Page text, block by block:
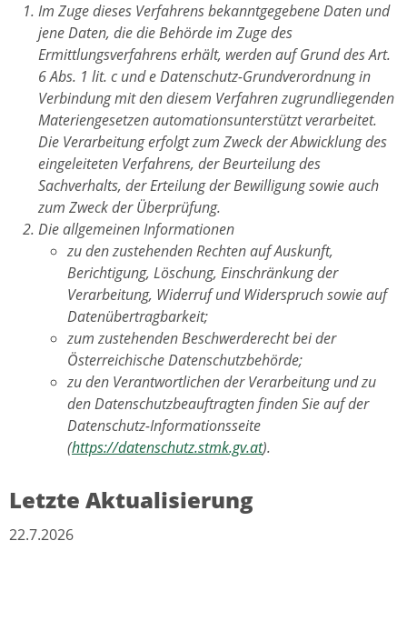
Im Zuge dieses Verfahrens bekanntgegebene Daten und
jene Daten, die die Behörde im Zuge des
Ermittlungsverfahrens erhält, werden auf Grund des Art.
6 Abs. 1 lit. c und e Datenschutz-Grundverordnung in
Verbindung mit den diesem Verfahren zugrundliegenden
Materiengesetzen automationsunterstützt verarbeitet.
Die Verarbeitung erfolgt zum Zweck der Abwicklung des
eingeleiteten Verfahrens, der Beurteilung des
Sachverhalts, der Erteilung der Bewilligung sowie auch
zum Zweck der Überprüfung.
Die allgemeinen Informationen
zu den zustehenden Rechten auf Auskunft,
Berichtigung, Löschung, Einschränkung der
Verarbeitung, Widerruf und Widerspruch sowie auf
Datenübertragbarkeit;
zum zustehenden Beschwerderecht bei der
Österreichische Datenschutzbehörde;
zu den Verantwortlichen der Verarbeitung und zu
den Datenschutzbeauftragten finden Sie auf der
Datenschutz-Informationsseite
(https://datenschutz.stmk.gv.at).
Letzte Aktualisierung
22.7.2026